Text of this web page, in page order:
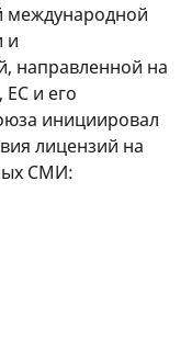
международной
и
направленной на
ЕС и его
инициировал
лицензий на
СМИ: